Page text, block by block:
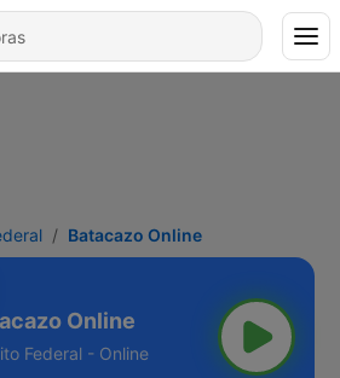
Batacazo Online
Online
Federal - Online